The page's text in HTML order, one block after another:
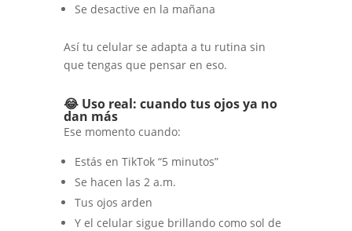
Se desactive en la mañana
Así tu celular se adapta a tu rutina sin
que tengas que pensar en eso.
😂 Uso real: cuando tus ojos ya no
dan más
Ese momento cuando:
Estás en TikTok “5 minutos”
Se hacen las 2 a.m.
Tus ojos arden
Y el celular sigue brillando como sol de